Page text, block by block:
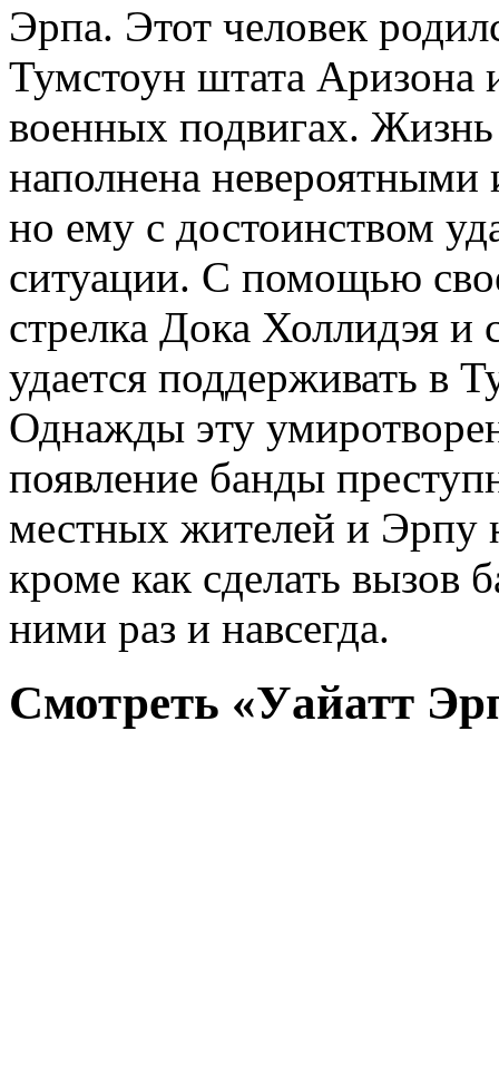
Эрпа. Этот человек
Тумстоун штата Аризона
военных подвигах. Жизнь
наполнена
но ему с достоинством
ситуации. С помощью
стрелка Дока Холлидэя
удается поддерживать в
Однажды эту
появление банды
местных жителей и Эрпу
кроме как сделать вызов
ними раз и навсегда.
Смотреть «Уайатт